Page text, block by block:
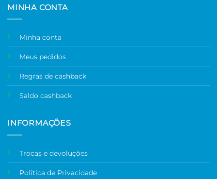
MINHA CONTA
Minha conta
Meus pedidos
Regras de cashback
Saldo cashback
INFORMAÇÕES
Trocas e devoluções
Política de Privacidade